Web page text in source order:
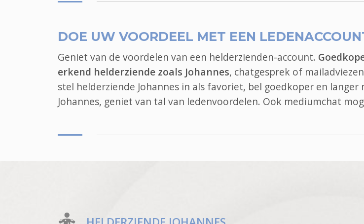
DOE UW VOORDEEL MET EEN
Geniet van de voordelen van een helderzienden-account.
erkend helderziende zoals Johannes, chatgesprek of
stel helderziende Johannes in als favoriet, bel goedkoper en langer
Johannes, geniet van tal van ledenvoordelen. Ook mediumchat